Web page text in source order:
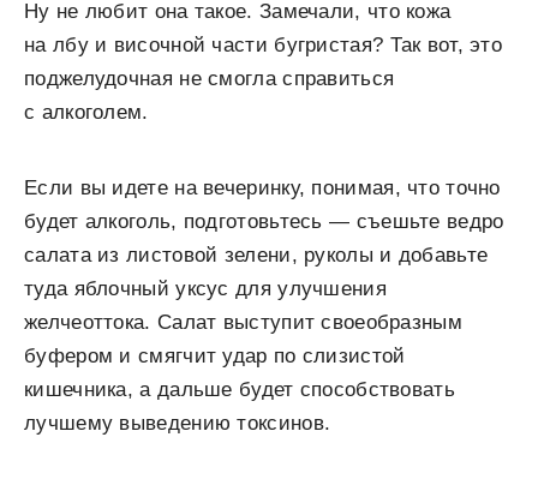
Ну не любит она такое. Замечали, что кожа
на лбу и височной части бугристая? Так вот, это
поджелудочная не смогла справиться
с алкоголем.
Если вы идете на вечеринку, понимая, что точно
будет алкоголь, подготовьтесь — съешьте ведро
салата из листовой зелени, руколы и добавьте
туда яблочный уксус для улучшения
желчеоттока. Салат выступит своеобразным
буфером и смягчит удар по слизистой
кишечника, а дальше будет способствовать
лучшему выведению токсинов.